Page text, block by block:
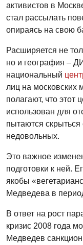
активистов в
стал рассылать
опираясь на свою
Расширяется не
но и география –
национальный
лиц на московских
полагают, что этот
использован для
пытаются скрыться
недовольных.
Это важное
подготовки к ней.
якобы
Медведева в
В ответ на рост
кризис 2008 года
Медведев